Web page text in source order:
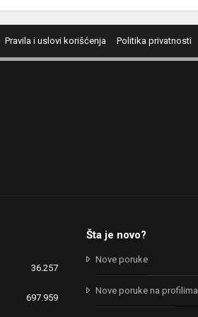
Pravila i uslovi korišćenja Politika privatnosti
36.257
697.959
Šta je novo?
Nove poruke
Nove poruke na profilima